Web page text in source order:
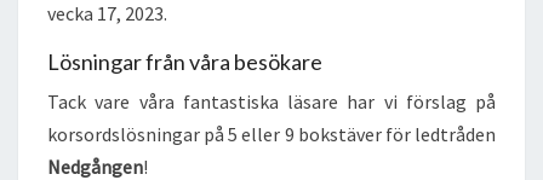
vecka 17, 2023.
Lösningar från våra besökare
Tack vare våra fantastiska läsare har vi förslag på
korsordslösningar på 5 eller 9 bokstäver för ledtråden
Nedgången!